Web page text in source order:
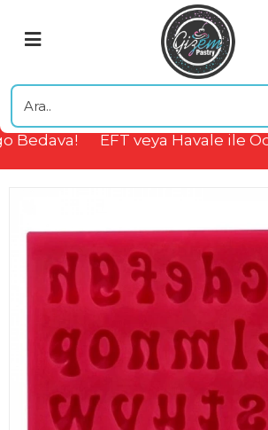
Bedava! EFT veya Havale ile